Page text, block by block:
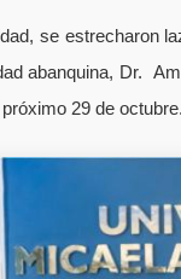
se estrecharon
abanquina, Dr.
29 de octubre.